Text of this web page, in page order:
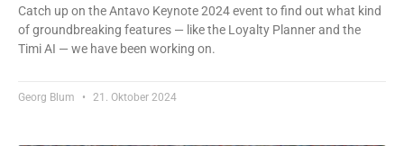
Catch up on the Antavo Keynote 2024 event to find out what kind
of groundbreaking features — like the Loyalty Planner and the
Timi AI — we have been working on.
Georg Blum 21. Oktober 2024